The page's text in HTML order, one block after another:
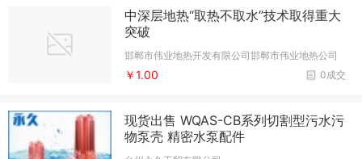
中深层地热“取热不取水”技术取得重大
突破
邯郸市伟业地热开发有限公司邯郸市伟业地热公司
0成交
￥1.00
现货出售 WQAS-CB系列切割型污水污
物泵壳 精密水泵配件